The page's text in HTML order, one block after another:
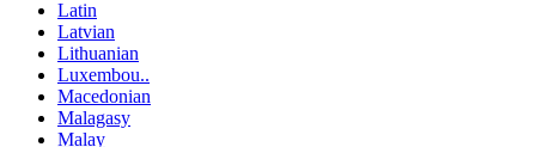
Latin
Latvian
Lithuanian
Luxembou..
Macedonian
Malagasy
Malay